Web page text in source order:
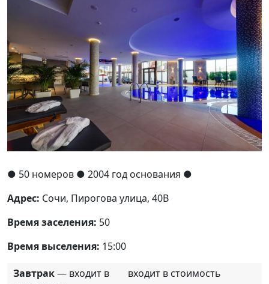
● 50 номеров ● 2004 год основания ●
Адрес: Сочи, Пирогова улица, 40В
Время заселения: 50
Время выселения: 15:00
Завтрак— входит в
входит в стоимость